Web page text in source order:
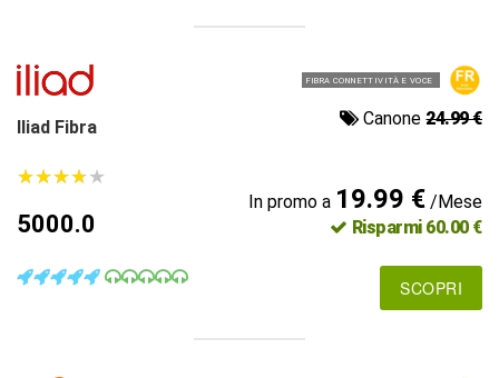
FIBRA CONNETTIVITÀ E VOCE
Iliad Fibra Canone24.99 €
★★★★★
★★★★★
5000.0
In promo a 19.99 €/Mese
Risparmi 60.00 €
SCOPRI